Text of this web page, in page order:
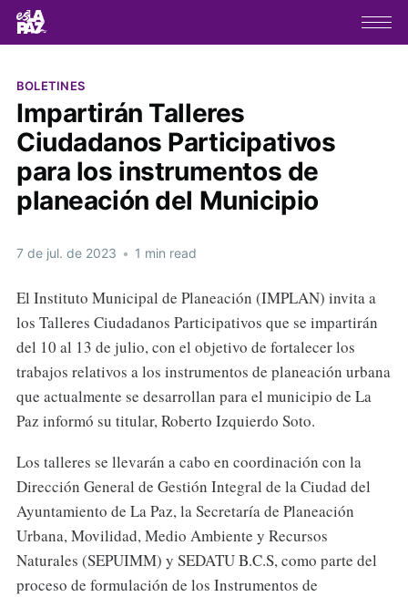
BOLETINES
Impartirán Talleres
Ciudadanos Participativos
para los instrumentos de
planeación del Municipio
7 de jul. de 2023 • 1 min read
El Instituto Municipal de Planeación (IMPLAN) invita a
los Talleres Ciudadanos Participativos que se impartirán
del 10 al 13 de julio, con el objetivo de fortalecer los
trabajos relativos a los instrumentos de planeación urbana
que actualmente se desarrollan para el municipio de La
Paz informó su titular, Roberto Izquierdo Soto.
Los talleres se llevarán a cabo en coordinación con la
Dirección General de Gestión Integral de la Ciudad del
Ayuntamiento de La Paz, la Secretaría de Planeación
Urbana, Movilidad, Medio Ambiente y Recursos
Naturales (SEPUIMM) y SEDATU B.C.S, como parte del
proceso de formulación de los Instrumentos de